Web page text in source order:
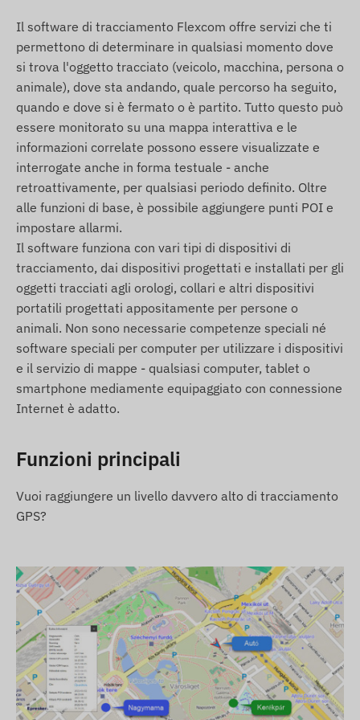
dei dati, nonché la comunicazione con il telefono
del proprietario o, nel caso dell'uso di un software
di tracciamento, con il sistema centrale di raccolta
e elaborazione dati. Il dispositivo comunica
tramite le reti degli operatori mobili, utilizzando
una scheda SIM inserita (sostituibile).
Regioni operative
Il dispositivo e compatibile con le reti GSM
operanti nelle seguenti regioni:
2G: Mondo
Opzioni di acquisto
Se acquisti solo il dispositivo (senza
abbonamento software), lo consegniamo con le
impostazioni di fabbrica. Sara tua responsabilita
procurarti e configurare la scheda SIM
necessaria per il funzionamento e gestire la sua
software ma senza scheda SIM, consegniamo il
pronto per l'uso. Tuttavia, sara tua
Se acquisti il dispositivo con abbonamento
software e scheda SIM da noi, consegniamo il
dispositivo e la scheda SIM pronti per funzionare
con il software e ci occupiamo anche della
manutenzione continua della scheda – non avrai
alcuna responsabilita a riguardo.
In caso di abbonamento software, se oltre alle
Il software di tracciamento Flexcom offre servizi che ti
permettono di determinare in qualsiasi momento dove
si trova l'oggetto tracciato (veicolo, macchina, persona o
animale), dove sta andando, quale percorso ha seguito,
quando e dove si è fermato o è partito. Tutto questo può
essere monitorato su una mappa interattiva e le
informazioni correlate possono essere visualizzate e
interrogate anche in forma testuale - anche
retroattivamente, per qualsiasi periodo definito. Oltre
alle funzioni di base, è possibile aggiungere punti POI e
impostare allarmi.
Il software funziona con vari tipi di dispositivi di
tracciamento, dai dispositivi progettati e installati per gli
oggetti tracciati agli orologi, collari e altri dispositivi
portatili progettati appositamente per persone o
animali. Non sono necessarie competenze speciali né
software speciali per computer per utilizzare i dispositivi
e il servizio di mappe - qualsiasi computer, tablet o
smartphone mediamente equipaggiato con connessione
Internet è adatto.
Funzioni principali
Vuoi raggiungere un livello davvero alto di tracciamento
GPS?